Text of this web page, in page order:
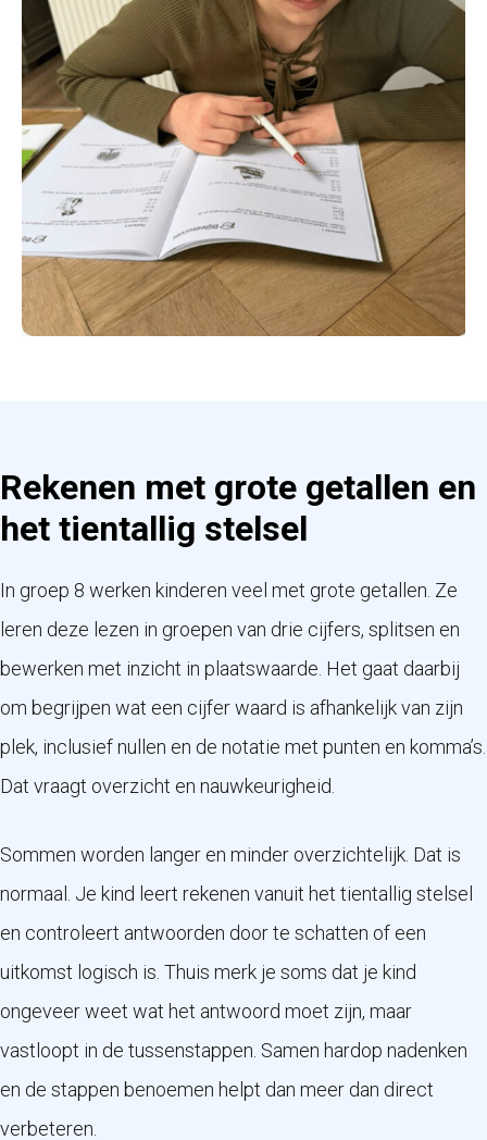
Rekenen met grote getallen en
het tientallig stelsel
In groep 8 werken kinderen veel met grote getallen. Ze
leren deze lezen in groepen van drie cijfers, splitsen en
bewerken met inzicht in plaatswaarde. Het gaat daarbij
om begrijpen wat een cijfer waard is afhankelijk van zijn
plek, inclusief nullen en de notatie met punten en komma’s.
Dat vraagt overzicht en nauwkeurigheid.
Sommen worden langer en minder overzichtelijk. Dat is
normaal. Je kind leert rekenen vanuit het tientallig stelsel
en controleert antwoorden door te schatten of een
uitkomst logisch is. Thuis merk je soms dat je kind
ongeveer weet wat het antwoord moet zijn, maar
vastloopt in de tussenstappen. Samen hardop nadenken
en de stappen benoemen helpt dan meer dan direct
verbeteren.